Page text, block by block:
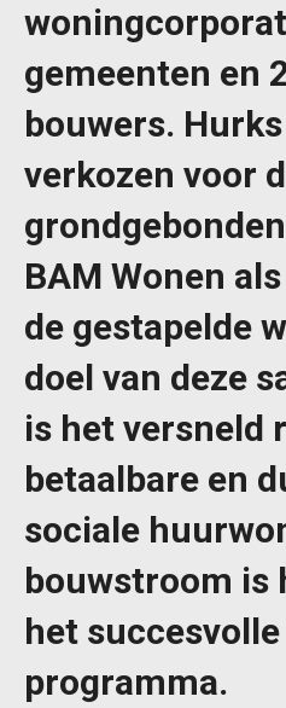
gemeenten en
bouwers.
verkozen voor
BAM Wonen
de gestapelde
doel van deze
is het versneld
betaalbare en
sociale
bouwstroom is
het succesvolle
programma.